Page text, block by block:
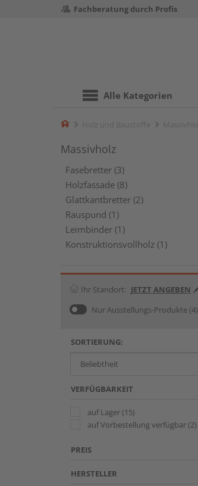
Fachberatung durch Profis
Alle Kategorien
Home
Massivholz
Fasebretter (3)
Holzfassade (8)
Glattkantbretter (2)
Rauspund (1)
Leimbinder (1)
Konstruktionsvollholz (1)
Ihr Standort: JETZT ANGEBEN
Nur Ausstellungs-Produkte (4)
SORTIERUNG:
VERFÜGBARKEIT
auf Lager(15)
auf Vorbestellung verfügbar(2)
PREIS
HERSTELLER